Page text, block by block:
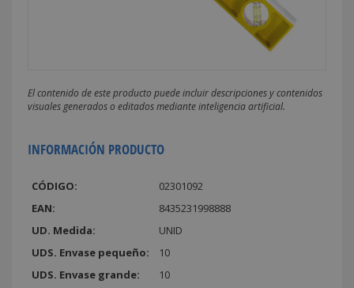
El contenido de este producto puede incluir descripciones y contenidos
visuales generados o editados mediante inteligencia artificial.
INFORMACIÓN PRODUCTO
CÓDIGO:
02301092
EAN:
8435231998888
UD. Medida:
UNID
UDS. Envase pequeño:
10
UDS. Envase grande:
10